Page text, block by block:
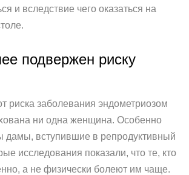
и вследствие чего оказаться на
подвержен риску
риска заболевания эндометриозом
ни одна женщина. Особенно
дамы, вступившие в репродуктивный
исследования показали, что те, кто
а не физически болеют им чаще.